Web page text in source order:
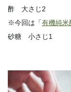
酢 大さじ2
※今回は「有機純米
砂糖 小さじ1